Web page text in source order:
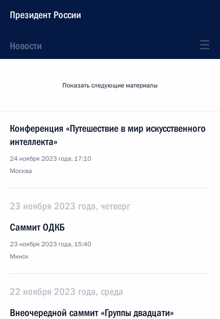
Президент России
Новости
Показать следующие материалы
Конференция «Путешествие в мир искусственного
интеллекта»
24 ноября 2023 года, 17:10
Москва
23 ноября 2023 года, четверг
Саммит ОДКБ
23 ноября 2023 года, 15:40
Минск
22 ноября 2023 года, среда
Внеочередной саммит «Группы двадцати»